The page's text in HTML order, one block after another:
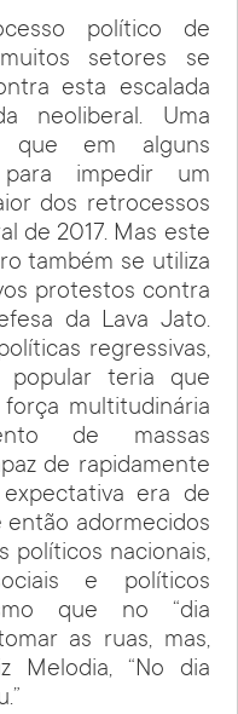
político de
setores se
esta escalada
neoliberal. Uma
que em alguns
impedir um
dos retrocessos
de 2017. Mas este
também se utiliza
protestos contra
da Lava Jato.
regressivas,
popular teria que
multitudinária
de massas
de rapidamente
era de
então adormecidos
políticos nacionais,
e políticos
que no “dia
as ruas, mas,
Melodia, “No dia